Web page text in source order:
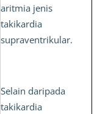
aritmia jenis
takikardia
supraventrikular.
Selain daripada
takikardia